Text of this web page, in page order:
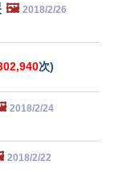
🖼️ 2018/2/26
次)
2018/2/24
2018/2/22